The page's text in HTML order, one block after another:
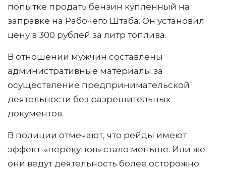
попытке продать бензин купленный на
заправке на Рабочего Штаба. Он установил
цену в 300 рублей за литр топлива.
В отношении мужчин составлены
административные материалы за
осуществление предпринимательской
деятельности без разрешительных
документов.
В полиции отмечают, что рейды имеют
эффект: «перекупов» стало меньше. Или же
они ведут деятельность более осторожно.